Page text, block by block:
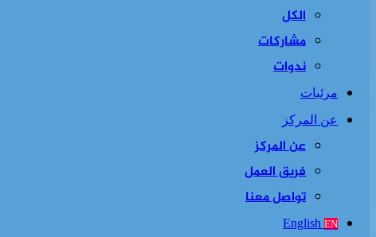
الكل
مشاركات
ندوات
مرئيات
عن المركز
عن المركز
فريق العمل
تواصل معنا
English EN